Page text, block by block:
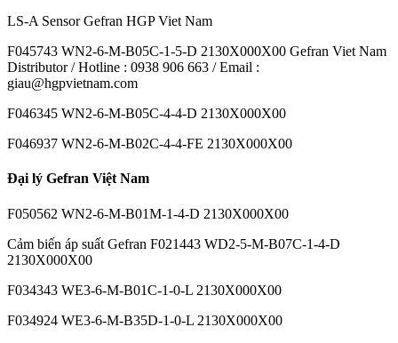
LS-A Sensor Gefran HGP Viet Nam
F045743 WN2-6-M-B05C-1-5-D 2130X000X00 Gefran Viet Nam
Distributor / Hotline : 0938 906 663 / Email :
giau@hgpvietnam.com
F046345 WN2-6-M-B05C-4-4-D 2130X000X00
F046937 WN2-6-M-B02C-4-4-FE 2130X000X00
Đại lý Gefran Việt Nam
F050562 WN2-6-M-B01M-1-4-D 2130X000X00
Cảm biến áp suất Gefran F021443 WD2-5-M-B07C-1-4-D
2130X000X00
F034343 WE3-6-M-B01C-1-0-L 2130X000X00
F034924 WE3-6-M-B35D-1-0-L 2130X000X00